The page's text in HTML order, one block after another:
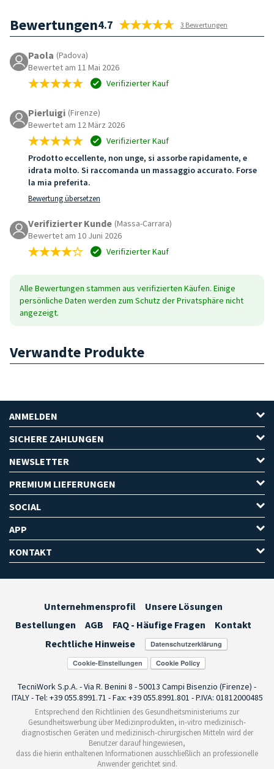
Bewertungen4.7 3 Bewertungen
Paola (Padova)
Bewertet am 11 Mai 2026
Verifizierter Kauf
Pierluigi (Firenze)
Bewertet am 12 März 2026
Verifizierter Kauf
Prodotto eccellente, non unge, si assorbe rapidamente, e
idrata molto. Si raccomanda un massaggio accurato. Forse
la mia preferita.
Bewertung übersetzen
Verifizierter Kunde (Massa-Carrara)
Bewertet am 10 Juni 2026
Verifizierter Kauf
Alle Bewertungen stammen aus verifizierten Käufen. Einige
persönliche Daten werden zum Schutz der Privatsphäre nicht
angezeigt.
Verwandte Produkte
ANMELDEN
SICHERE ZAHLUNGEN
NEWSLETTER
PREMIUM LIEFERUNGEN
SOCIAL
APP
KONTAKT
Unternehmensprofil
Unsere Lösungen
Bestellungen
AGB FAQ - Häufige Fragen
Kontakt
Rechtliche Hinweise
Cookie-Einstellungen
TecniWork S.p.A. - Via R. Benini 8 - 50013 Campi Bisenzio (Firenze) -
ITALY - Tel: +39 055.8991.71 - Fax: +39 055.8991.801 - P.IVA: 01812000485
Entsprechend den Richtlinien des Gesundheitsministeriums zur
Gesundheitswerbung über Medizinprodukten, in-vitro medizinisch-
diagnostischen Geräten und medizinisch-chirurgischen Mitteln wird der
Benutzer darauf hingewiesen,
dass die hierin enthaltenen Informationen ausschließlich an professionelle
Anwender gerichtet sind.